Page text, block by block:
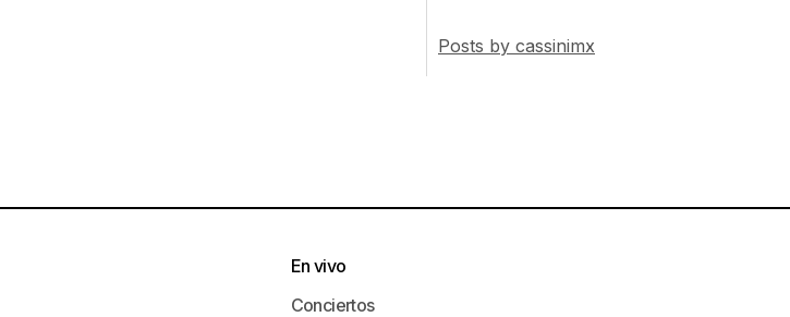
Posts by cassinimx
En vivo
Conciertos